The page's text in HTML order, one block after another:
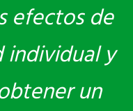
efectos de
y
un